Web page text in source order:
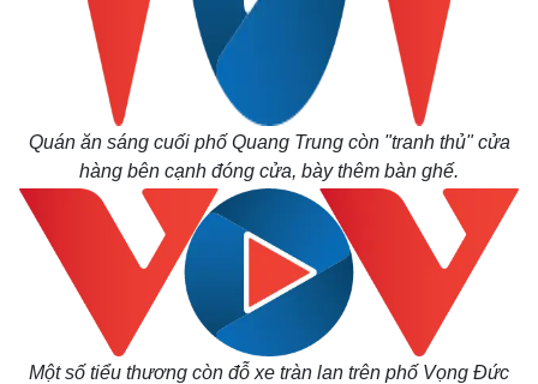
Infographic
Quán ăn sáng cuối phố Quang Trung còn "tranh thủ" cửa
hàng bên cạnh đóng cửa, bày thêm bàn ghế.
Một số tiểu thương còn đỗ xe tràn lan trên phố Vọng Đức